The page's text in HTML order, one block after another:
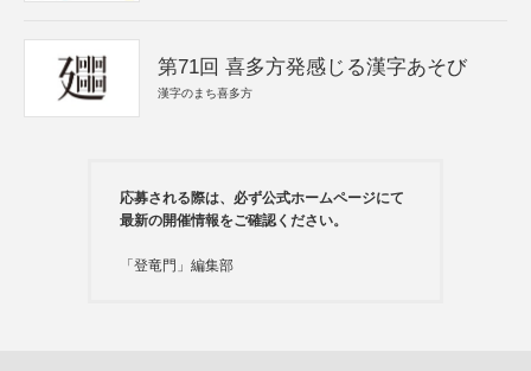
第71回 喜多方発感じる漢字あそび
漢字のまち喜多方
応募される際は、必ず公式ホームページにて
最新の開催情報をご確認ください。
「登竜門」編集部